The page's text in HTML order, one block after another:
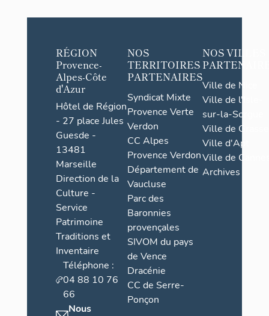
RÉGION
Provence-
Alpes-Côte
d'Azur
Hôtel de Région
- 27 place Jules
Guesde -
13481
Marseille
Direction de la
Culture -
Service
Patrimoine
Traditions et
Inventaire
Téléphone :
04 88 10 76
66
Nous
NOS
TERRITOIRES
PARTENAIRES
Syndicat Mixte
Provence Verte
Verdon
CC Alpes
Provence Verdon
Département de
Vaucluse
Parc des
Baronnies
provençales
SIVOM du pays
de Vence
Dracénie
CC de Serre-
Ponçon
NOS VILLES
Ville de Nice
Ville de l'Isle-
sur-la-Sorgue
Ville de Grasse
Ville d'Apt
Ville de
Archives